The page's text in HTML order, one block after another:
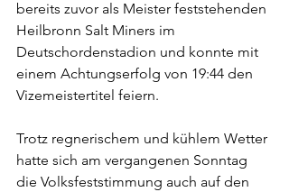
bereits zuvor als Meister feststehenden
Heilbronn Salt Miners im
Deutschordenstadion und konnte mit
einem Achtungserfolg von 19:44 den
Vizemeistertitel feiern.
Trotz regnerischem und kühlem Wetter
hatte sich am vergangenen Sonntag
die Volksfeststimmung auch auf den